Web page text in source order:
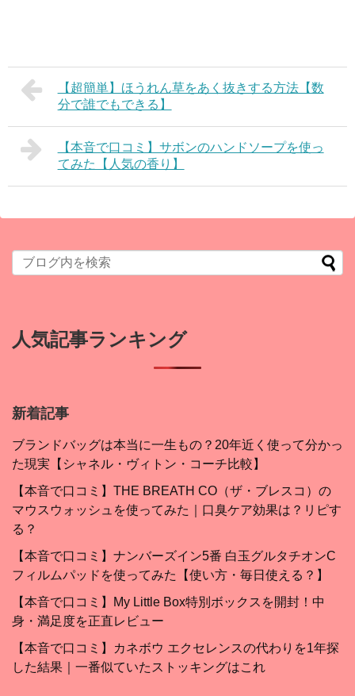
【超簡単】ほうれん草をあく抜きする方法【数
分で誰でもできる】
【本音で口コミ】サボンのハンドソープを使っ
てみた【人気の香り】
人気記事ランキング
新着記事
ブランドバッグは本当に一生もの？20年近く使って分かっ
た現実【シャネル・ヴィトン・コーチ比較】
【本音で口コミ】THE BREATH CO（ザ・ブレスコ）の
マウスウォッシュを使ってみた｜口臭ケア効果は？リピす
る？
【本音で口コミ】ナンバーズイン5番 白玉グルタチオンC
フィルムパッドを使ってみた【使い方・毎日使える？】
【本音で口コミ】My Little Box特別ボックスを開封！中
身・満足度を正直レビュー
【本音で口コミ】カネボウ エクセレンスの代わりを1年探
した結果｜一番似ていたストッキングはこれ